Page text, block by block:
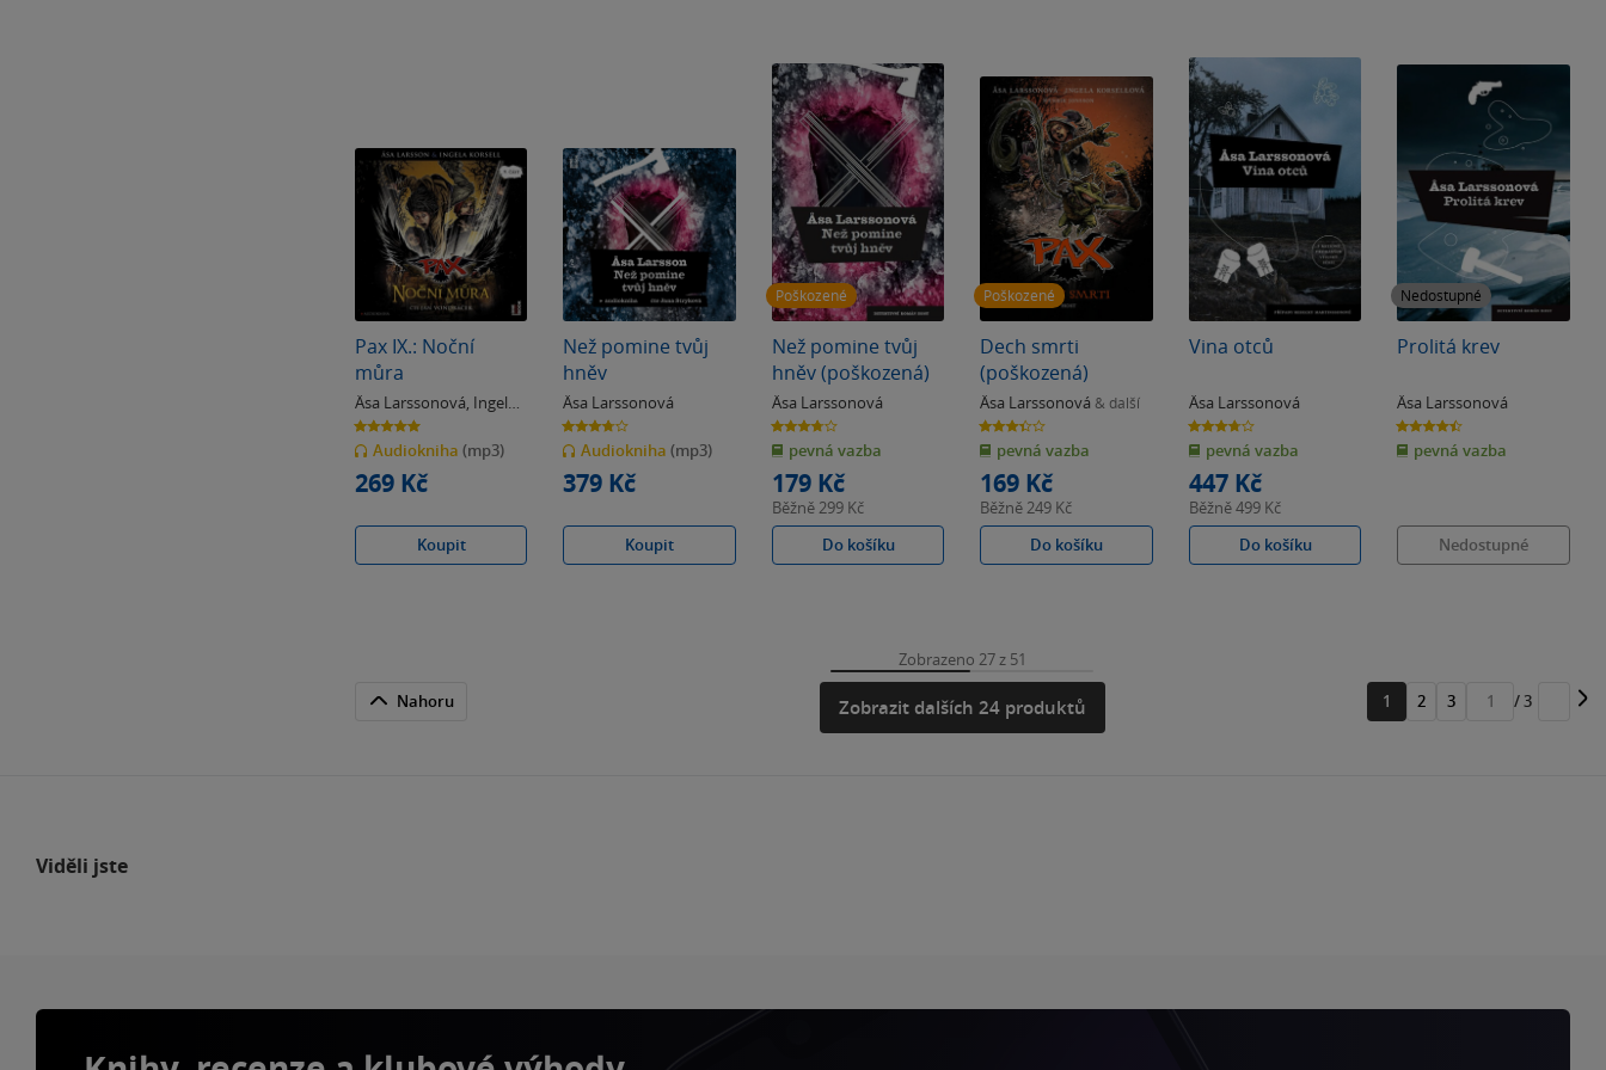
Pax IX.: Noční
můra
Äsa Larssonová, Ingela
Korsellová
5.0
z
5
hvězdiček
Audiokniha (mp3)
269 Kč
Koupit
Než pomine tvůj
hněv
Äsa Larssonová
3.8
z
5
hvězdiček
Audiokniha(mp3)
379 Kč
Koupit
Poškozené
Než pomine tvůj
hněv (poškozená)
Äsa Larssonová
3.8
z
5
hvězdiček
pevná vazba
179 Kč
Běžně299 Kč
Do košíku
Poškozené
Dech smrti
(poškozená)
Äsa Larssonová & další
3.4
z
5
hvězdiček
pevná vazba
169 Kč
Běžně249 Kč
Do košíku
Vina otců
Äsa Larssonová
3.7
z
5
hvězdiček
pevná vazba
447 Kč
Běžně499 Kč
Do košíku
Nedostupné
Prolitá krev
Äsa Larssonová
4.5
z
5
hvězdiček
pevná vazba
Nedostupné
Nahoru
Zobrazeno 27 z 51
Zobrazit dalších 24 produktů 1 2 3
Přejít
/ 3
Viděli jste